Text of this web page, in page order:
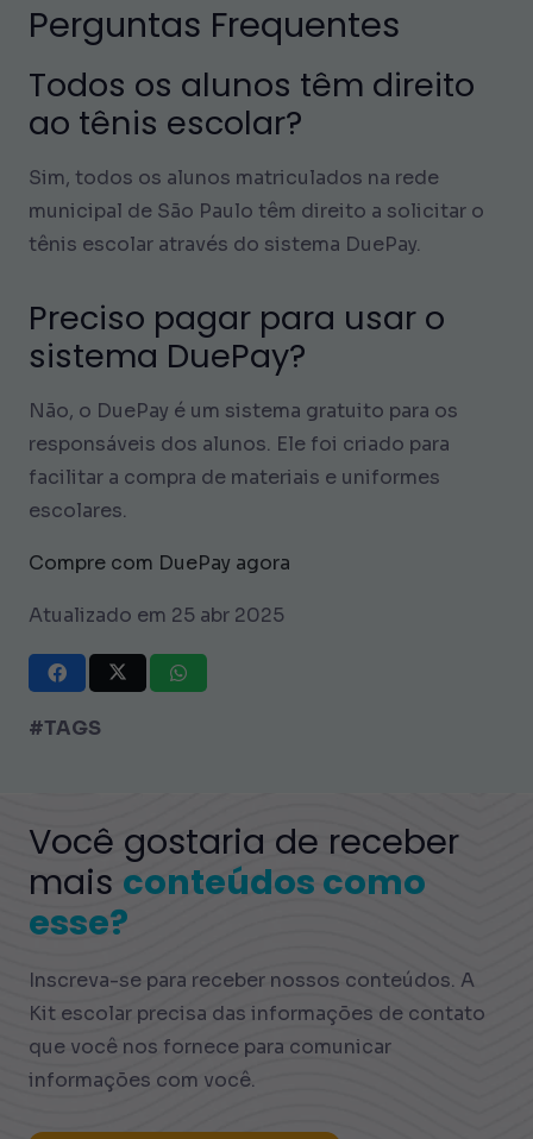
Perguntas Frequentes
Todos os alunos têm direito
ao tênis escolar?
Sim, todos os alunos matriculados na rede
municipal de São Paulo têm direito a solicitar o
tênis escolar através do sistema DuePay.
Preciso pagar para usar o
sistema DuePay?
Não, o DuePay é um sistema gratuito para os
responsáveis dos alunos. Ele foi criado para
facilitar a compra de materiais e uniformes
escolares.
Compre com DuePay agora
Atualizado em 25 abr 2025
#TAGS
Você gostaria de receber
mais conteúdos como
esse?
Inscreva-se para receber nossos conteúdos. A
Kit escolar precisa das informações de contato
que você nos fornece para comunicar
informações com você.